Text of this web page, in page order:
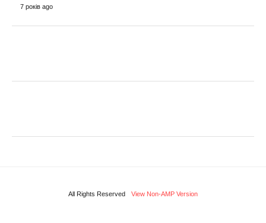
7 років ago
All Rights Reserved View Non-AMP Version